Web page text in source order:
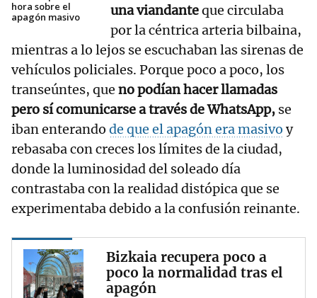
hora sobre el
apagón masivo
una viandanteque circulaba
por la céntrica arteria bilbaina,
mientras a lo lejos se escuchaban las sirenas de
vehículos policiales. Porque poco a poco, los
transeúntes, que no podían hacer llamadas
pero sí comunicarse a través de WhatsApp, se
iban enterando de que el apagón era masivo y
rebasaba con creces los límites de la ciudad,
donde la luminosidad del soleado día
contrastaba con la realidad distópica que se
experimentaba debido a la confusión reinante.
Bizkaia recupera poco a
poco la normalidad tras el
apagón